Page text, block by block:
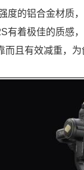
度的铝合金材质
有着极佳的质感
而且有效减重，